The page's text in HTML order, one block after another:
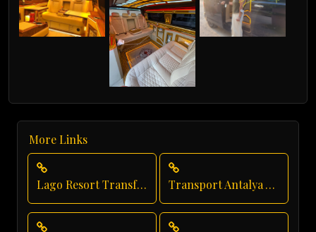
More Links
Lago Resort Transfer Transport Antalya Airport